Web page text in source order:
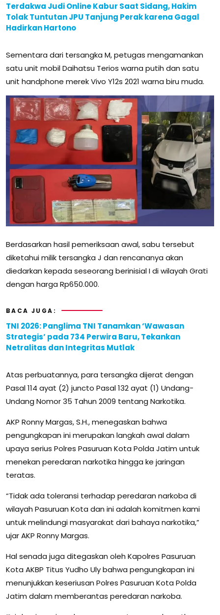
Terdakwa Judi Online Kabur Saat Sidang, Hakim
Tolak Tuntutan JPU Tanjung Perak karena Gagal
Hadirkan Hartono
Sementara dari tersangka M, petugas mengamankan
satu unit mobil Daihatsu Terios warna putih dan satu
unit handphone merek Vivo Y12s 2021 warna biru muda.
Berdasarkan hasil pemeriksaan awal, sabu tersebut
diketahui milik tersangka J dan rencananya akan
diedarkan kepada seseorang berinisial I di wilayah Grati
dengan harga Rp650.000.
BACA JUGA:
TNI 2026: Panglima TNI Tanamkan ‘Wawasan
Strategis’ pada 734 Perwira Baru, Tekankan
Netralitas dan Integritas Mutlak
Atas perbuatannya, para tersangka dijerat dengan
Pasal 114 ayat (2) juncto Pasal 132 ayat (1) Undang-
Undang Nomor 35 Tahun 2009 tentang Narkotika.
AKP Ronny Margas, S.H., menegaskan bahwa
pengungkapan ini merupakan langkah awal dalam
upaya serius Polres Pasuruan Kota Polda Jatim untuk
menekan peredaran narkotika hingga ke jaringan
teratas.
“Tidak ada toleransi terhadap peredaran narkoba di
wilayah Pasuruan Kota dan ini adalah komitmen kami
untuk melindungi masyarakat dari bahaya narkotika,”
ujar AKP Ronny Margas.
Hal senada juga ditegaskan oleh Kapolres Pasuruan
Kota AKBP Titus Yudho Uly bahwa pengungkapan ini
menunjukkan keseriusan Polres Pasuruan Kota Polda
Jatim dalam memberantas peredaran narkoba.